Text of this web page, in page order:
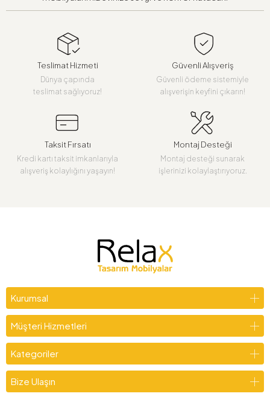
Teslimat Hizmeti
Dünya çapında
teslimat sağlıyoruz!
Güvenli Alışveriş
Güvenli ödeme sistemiyle
alışverişin keyfini çıkarın!
Taksit Fırsatı
Kredi kartı taksit imkanlarıyla
alışveriş kolaylığını yaşayın!
Montaj Desteği
Montaj desteği sunarak
işlerinizi kolaylaştırıyoruz.
Kurumsal
Müşteri Hizmetleri
Kategoriler
Bize Ulaşın